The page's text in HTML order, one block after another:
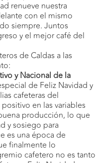
renueve nuestra
con el mismo
siempre. Juntos
y el mejor café del
de Caldas a las
y Nacional de la
de Feliz Navidad y
cafeteras del
en las variables
producción, lo que
y sosiego para
es una época de
finalmente lo
cafetero no es tanto